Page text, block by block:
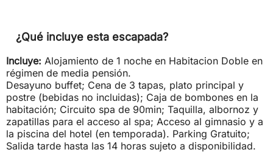
¿Qué incluye esta escapada?
Incluye: Alojamiento de 1 noche en Habitacion Doble en
régimen de media pensión.
Desayuno buffet; Cena de 3 tapas, plato principal y
postre (bebidas no incluidas); Caja de bombones en la
habitación; Circuito spa de 90min; Taquilla, albornoz y
zapatillas para el acceso al spa; Acceso al gimnasio y a
la piscina del hotel (en temporada). Parking Gratuito;
Salida tarde hasta las 14 horas sujeto a disponibilidad.